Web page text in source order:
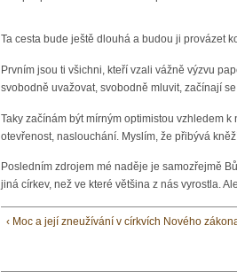
Ta cesta bude ještě dlouhá a budou ji provázet
Prvním jsou ti všichni, kteří vzali vážně výzvu
svobodně uvažovat, svobodně mluvit, začínají
Taky začínám být mírným optimistou vzhledem
otevřenost, naslouchání. Myslím, že přibývá
Posledním zdrojem mé naděje je samozřejmě
jiná církev, než ve které většina z nás vyrostla.
‹ Moc a její zneužívání v církvích Nového